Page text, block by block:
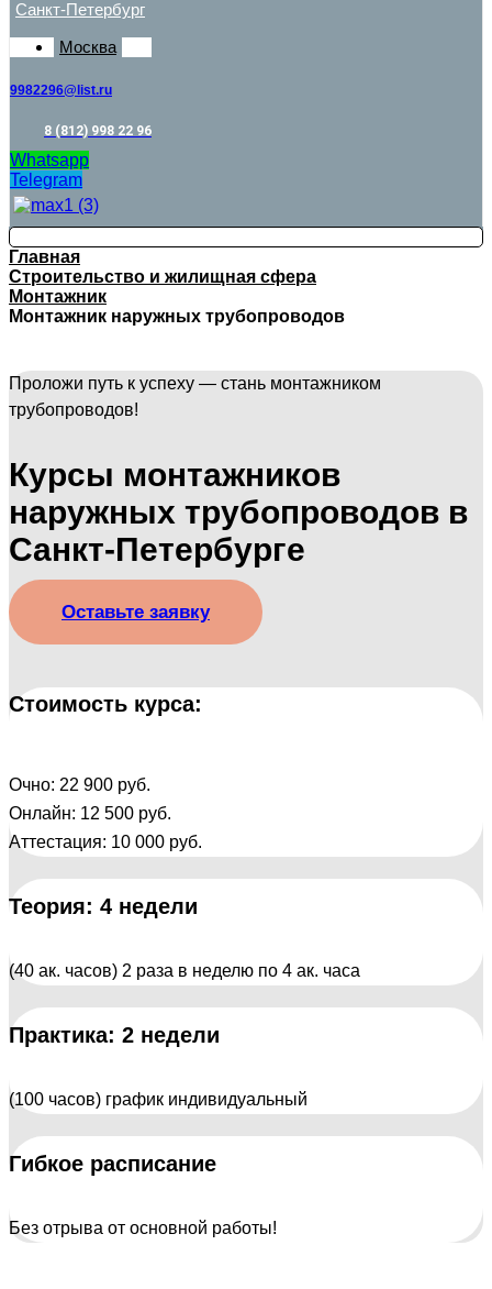
Санкт-Петербург
Москва
9982296@list.ru
8 (812) 998 22 96
Whatsapp
Telegram
Главная
Строительство и жилищная сфера
Монтажник
Монтажник наружных трубопроводов
Проложи путь к успеху — стань монтажником
трубопроводов!
Курсы монтажников
наружных трубопроводов в
Санкт-Петербурге
Оставьте заявку
Стоимость курса:
Очно: 22 900 руб.
Онлайн: 12 500 руб.
Аттестация: 10 000 руб.
Теория: 4 недели
(40 ак. часов) 2 раза в неделю по 4 ак. часа
Практика: 2 недели
(100 часов) график индивидуальный
Гибкое расписание
Без отрыва от основной работы!